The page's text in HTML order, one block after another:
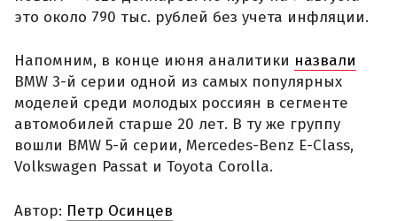
это около 790 тыс. рублей без учета инфляции.
Напомним, в конце июня аналитики назвали
BMW 3-й серии одной из самых популярных
моделей среди молодых россиян в сегменте
автомобилей старше 20 лет. В ту же группу
вошли BMW 5-й серии, Mercedes-Benz E-Class,
Volkswagen Passat и Toyota Corolla.
Автор: Петр Осинцев